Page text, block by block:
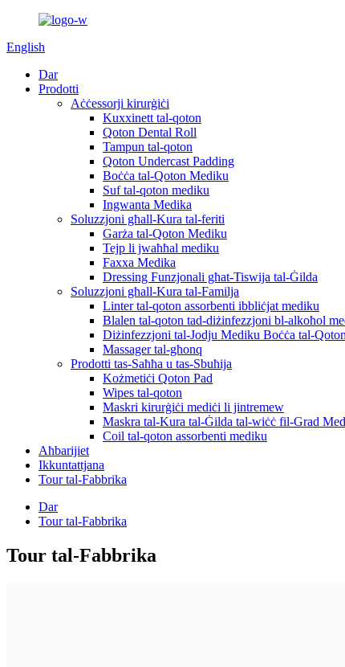
English
Dar
Prodotti
Aċċessorji kirurġiċi
Kuxxinett tal-qoton
Qoton Dental Roll
Tampun tal-qoton
Qoton Undercast Padding
Boċċa tal-Qoton Mediku
Suf tal-qoton mediku
Ingwanta Medika
Soluzzjoni għall-Kura tal-feriti
Garża tal-Qoton Mediku
Tejp li jwaħħal mediku
Faxxa Medika
Dressing Funzjonali għat-Tiswija tal-Ġilda
Soluzzjoni għall-Kura tal-Familja
Linter tal-qoton assorbenti ibbliċjat mediku
Blalen tal-qoton tad-diżinfezzjoni bl-alkoħol
Diżinfezzjoni tal-Jodju Mediku Boċċa tal-Qoton
Massager tal-għonq
Prodotti tas-Saħħa u tas-Sbuħija
Kożmetiċi Qoton Pad
Wipes tal-qoton
Maskri kirurġiċi mediċi li jintremew
Maskra tal-Kura tal-Ġilda tal-wiċċ fil-Grad
Coil tal-qoton assorbenti mediku
Aħbarijiet
Ikkuntattjana
Tour tal-Fabbrika
Dar
Tour tal-Fabbrika
Tour tal-Fabbrika